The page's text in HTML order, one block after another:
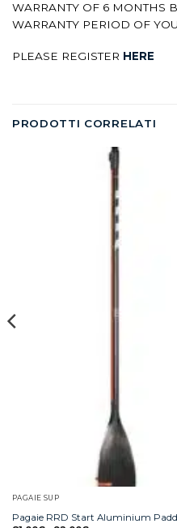
WARRANTY OF 6 MONTHS
WARRANTY PERIOD OF
PLEASE REGISTER HERE
PRODOTTI CORRELATI
PAGAIE SUP
Pagaie RRD Start Aluminium